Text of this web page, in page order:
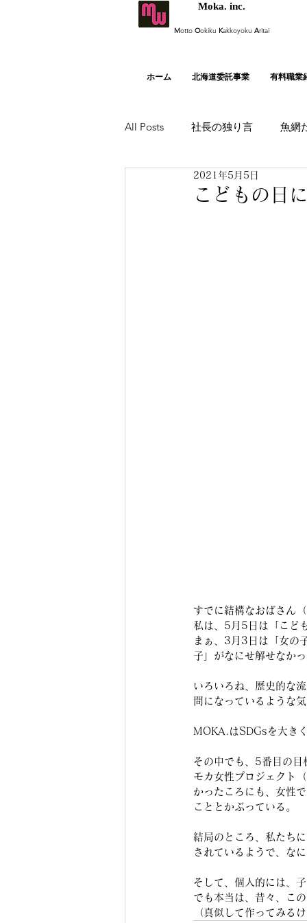
Moka. inc.
Motto Ookiku Kakkoyoku Aritai
ホーム 北海道委託事業 有料職業
All Posts 社長の独り言 魚網
こどもの日
2021年5月5日
すでに結構なおばさん
私は、5月5日は「こど
まぁ、3月3日は「女の
子」がなにせ解せなか
いろいろね、歴史的な
問になっているような
MOKA.はSDGsを大き
その中でも、5番目の目
モカ女性プロジェクト
かったころにも、女性
こととかぶっている。
結局のところ、私たち
されているようで、な
そして、個人的には、
でも本当は、昔々、こ
（真似して作ってみる